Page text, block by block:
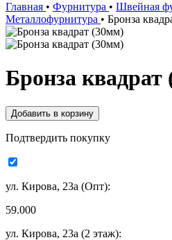
Главная • Фурнитура • Швейная
Металлофурнитура • Бронза
Бронза
Подтвердить покупку
ул. Кирова, 23а (Опт):
59.000
ул. Кирова, 23а (2 этаж):